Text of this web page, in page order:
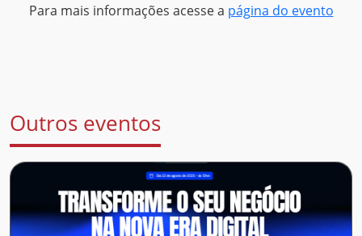
Para mais informações acesse a página do evento
Outros eventos